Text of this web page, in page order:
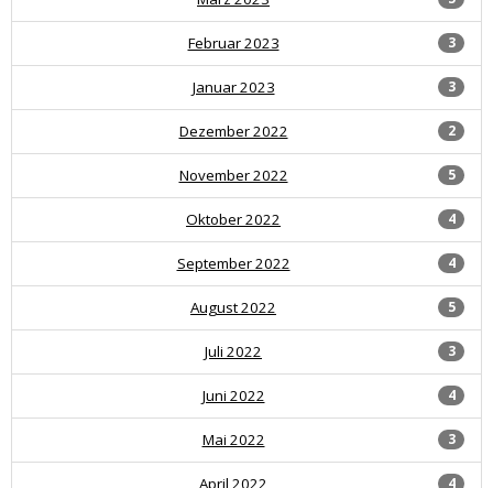
3
Februar 2023
3
Januar 2023
2
Dezember 2022
5
November 2022
4
Oktober 2022
4
September 2022
5
August 2022
3
Juli 2022
4
Juni 2022
3
Mai 2022
4
April 2022